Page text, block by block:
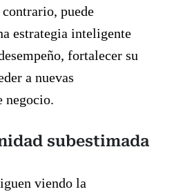
puede
estrategia inteligente
fortalecer su
a nuevas
negocio.
subestimada
viendo la